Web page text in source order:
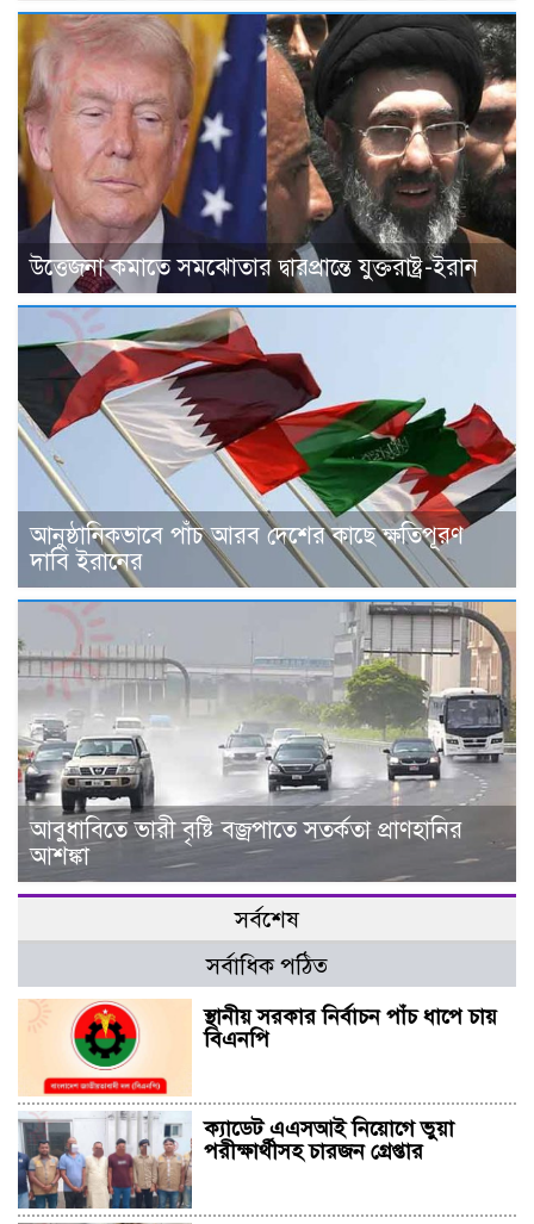
উত্তেজনা কমাতে সমঝোতার দ্বারপ্রান্তে যুক্তরাষ্ট্র-ইরান
আনুষ্ঠানিকভাবে পাঁচ আরব দেশের কাছে ক্ষতিপূরণ
দাবি ইরানের
আবুধাবিতে ভারী বৃষ্টি বজ্রপাতে সতর্কতা প্রাণহানির
আশঙ্কা
সর্বশেষ
সর্বাধিক পঠিত
স্থানীয় সরকার নির্বাচন পাঁচ ধাপে চায়
বিএনপি
ক্যাডেট এএসআই নিয়োগে ভুয়া
পরীক্ষার্থীসহ চারজন গ্রেপ্তার